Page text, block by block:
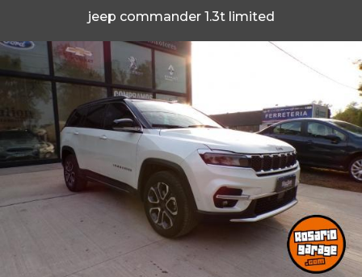
jeep commander 1.3t limited